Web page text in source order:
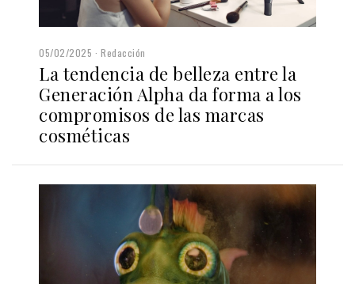
05/02/2025 Redacción
La tendencia de belleza entre la
Generación Alpha da forma a los
compromisos de las marcas
cosméticas